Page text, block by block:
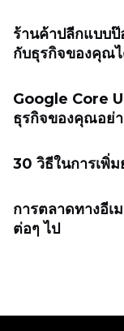
ร้านค้าปลีกแบบ
กับธุรกิจของคุณไ
Google Core
ธุรกิจของคุณอย่า
30 วิธีในการเพิ่
การตลาดทางอีเ
ต่อๆ ไป